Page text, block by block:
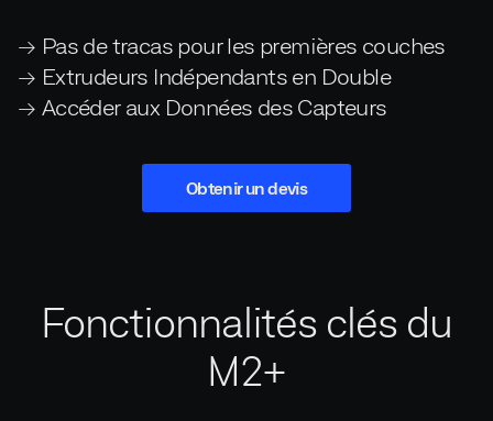
→ Pas de tracas pour les premières couches
→ Extrudeurs Indépendants en Double
→ Accéder aux Données des Capteurs
Obtenir un devis
Fonctionnalités clés du
M2+